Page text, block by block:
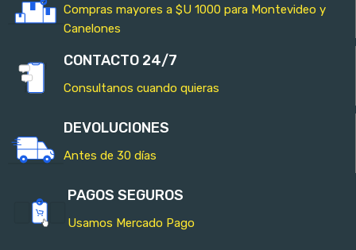
Compras mayores a $U 1000 para Montevideo y
Canelones
CONTACTO 24/7
Consultanos cuando quieras
DEVOLUCIONES
Antes de 30 días
PAGOS SEGUROS
Usamos Mercado Pago